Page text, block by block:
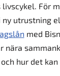
För
utrustning
med
hur det